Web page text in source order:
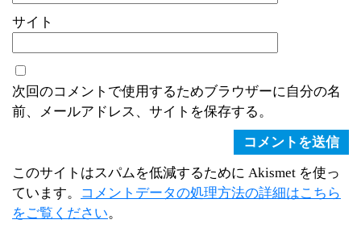
サイト
次回のコメントで使用するためブラウザーに自分の名
前、メールアドレス、サイトを保存する。
このサイトはスパムを低減するために Akismet を使っ
ています。
コメントデータの処理方法の詳細はこちら
をご覧ください。